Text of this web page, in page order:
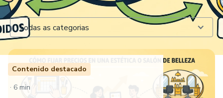
Contenido destacado
. 6 min
Todas as categorias